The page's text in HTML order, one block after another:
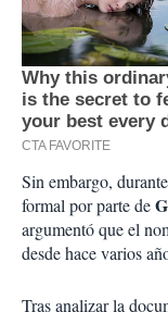
Sin embargo,
formal por parte de
argumentó que el
desde hace varios
Tras analizar la